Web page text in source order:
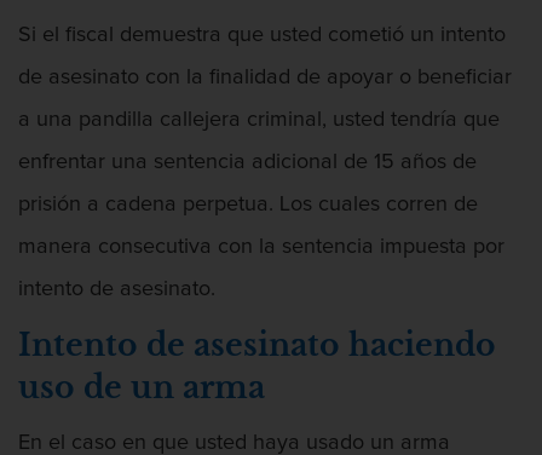
Si el fiscal demuestra que usted cometió un intento
de asesinato con la finalidad de apoyar o beneficiar
a una pandilla callejera criminal, usted tendría que
enfrentar una sentencia adicional de 15 años de
prisión a cadena perpetua. Los cuales corren de
manera consecutiva con la sentencia impuesta por
intento de asesinato.
Intento de asesinato haciendo
uso de un arma
En el caso en que usted haya usado un arma